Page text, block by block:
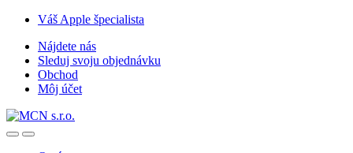
Skip
navigation
Skip
content
Váš Apple špecialista
Nájdete nás
Sleduj svoju objednávku
Obchod
Môj účet